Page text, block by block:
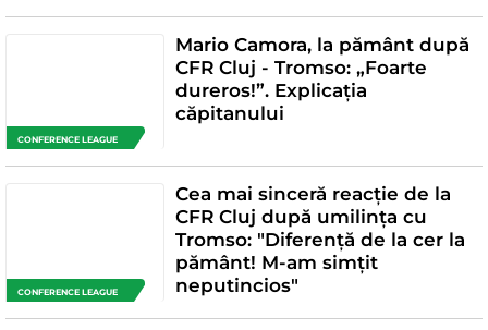
CONFERENCE LEAGUE
Mario Camora, la pământ după
CFR Cluj - Tromso: „Foarte
dureros!”. Explicația
căpitanului
CONFERENCE LEAGUE
Cea mai sinceră reacție de la
CFR Cluj după umilința cu
Tromso: "Diferență de la cer la
pământ! M-am simțit
neputincios"